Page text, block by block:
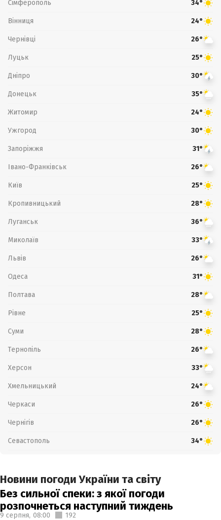
Сімферополь 34°
Вінниця 24°
Чернівці 26°
Луцьк 25°
Дніпро 30°
Донецьк 35°
Житомир 24°
Ужгород 30°
Запоріжжя 31°
Івано-Франківськ 26°
Київ 25°
Кропивницький 28°
Луганськ 36°
Миколаїв 33°
Львів 26°
Одеса 31°
Полтава 28°
Рівне 25°
Суми 28°
Тернопіль 26°
Херсон 33°
Хмельницький 24°
Черкаси 26°
Чернігів 26°
Севастополь 34°
Новини погоди України та світу
Без сильної спеки: з якої погоди
розпочнеться наступний тиждень
9 серпня, 08:00 192